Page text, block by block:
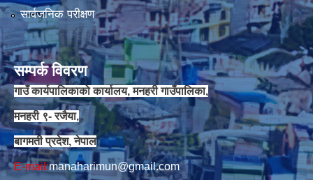
सार्वजनिक परीक्षण
सम्पर्क विवरण
गाउँ कार्यपालिकाको कार्यालय, मनहरी गाउँपालिका,
मनहरी ९- रजैया,
बागमती प्रदेश, नेपाल
E-mail:manaharimun@gmail.com